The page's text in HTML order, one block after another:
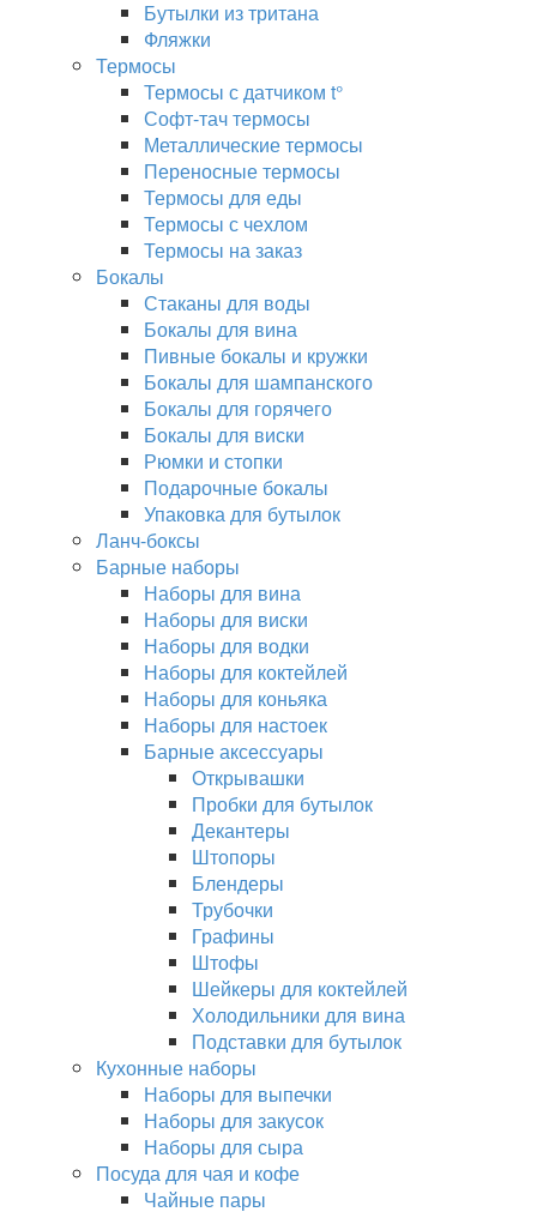
Бутылки из тритана
Фляжки
Термосы
Термосы с датчиком t°
Софт-тач термосы
Металлические термосы
Переносные термосы
Термосы для еды
Термосы с чехлом
Термосы на заказ
Бокалы
Стаканы для воды
Бокалы для вина
Пивные бокалы и кружки
Бокалы для шампанского
Бокалы для горячего
Бокалы для виски
Рюмки и стопки
Подарочные бокалы
Упаковка для бутылок
Ланч-боксы
Барные наборы
Наборы для вина
Наборы для виски
Наборы для водки
Наборы для коктейлей
Наборы для коньяка
Наборы для настоек
Барные аксессуары
Открывашки
Пробки для бутылок
Декантеры
Штопоры
Блендеры
Трубочки
Графины
Штофы
Шейкеры для коктейлей
Холодильники для вина
Подставки для бутылок
Кухонные наборы
Наборы для выпечки
Наборы для закусок
Наборы для сыра
Посуда для чая и кофе
Чайные пары